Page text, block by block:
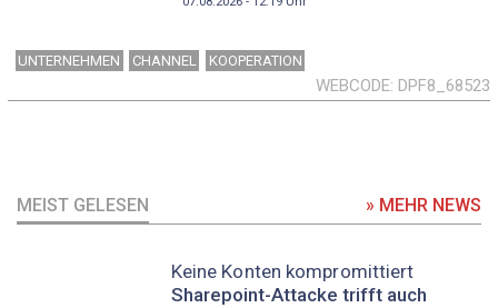
UNTERNEHMEN CHANNEL KOOPERATION
WEBCODE DPF8_68523
MEIST GELESEN » MEHR NEWS
Keine Konten kompromittiert
Sharepoint-Attacke trifft auch